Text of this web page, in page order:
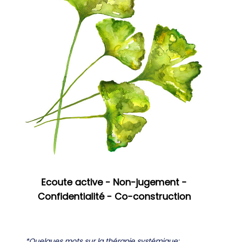
Ecoute active - Non-jugement -
Confidentialité - Co-construction